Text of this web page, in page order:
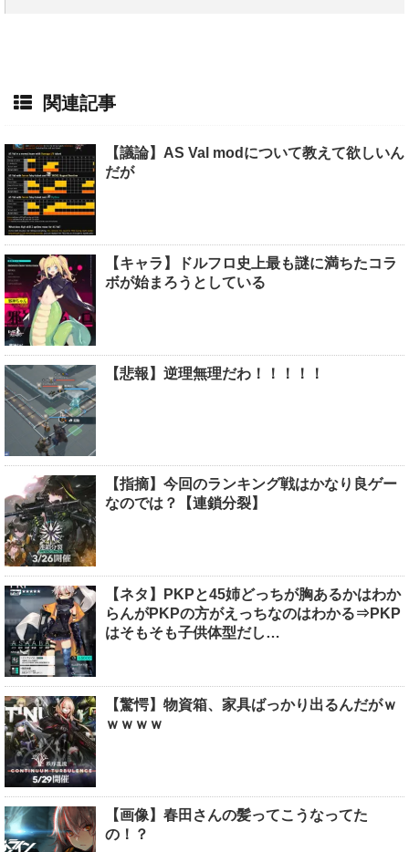
関連記事
【議論】AS Val modについて教えて欲しいん
だが
【キャラ】ドルフロ史上最も謎に満ちたコラ
ボが始まろうとしている
【悲報】逆理無理だわ！！！！！
【指摘】今回のランキング戦はかなり良ゲー
なのでは？【連鎖分裂】
【ネタ】PKPと45姉どっちが胸あるかはわか
らんがPKPの方がえっちなのはわかる⇒PKP
はそもそも子供体型だし…
【驚愕】物資箱、家具ばっかり出るんだがｗ
ｗｗｗｗ
【画像】春田さんの髪ってこうなってた
の！？